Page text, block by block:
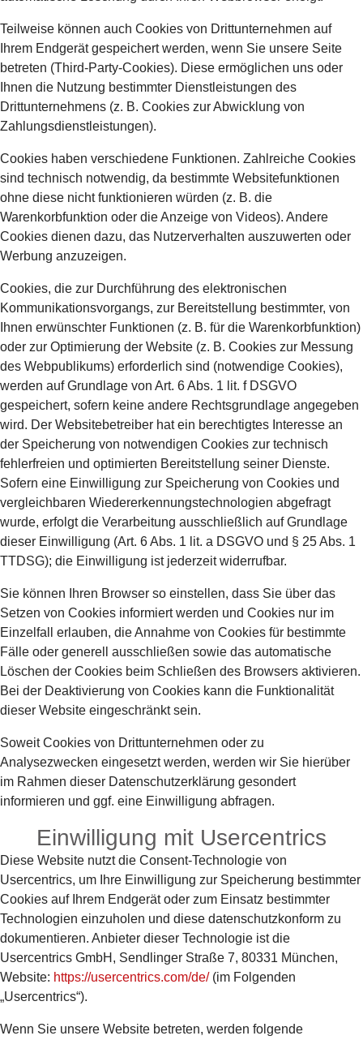
Teilweise können auch Cookies von Drittunternehmen auf
Ihrem Endgerät gespeichert werden, wenn Sie unsere Seite
betreten (Third-Party-Cookies). Diese ermöglichen uns oder
Ihnen die Nutzung bestimmter Dienstleistungen des
Drittunternehmens (z. B. Cookies zur Abwicklung von
Zahlungsdienstleistungen).
Cookies haben verschiedene Funktionen. Zahlreiche Cookies
sind technisch notwendig, da bestimmte Websitefunktionen
ohne diese nicht funktionieren würden (z. B. die
Warenkorbfunktion oder die Anzeige von Videos). Andere
Cookies dienen dazu, das Nutzerverhalten auszuwerten oder
Werbung anzuzeigen.
Cookies, die zur Durchführung des elektronischen
Kommunikationsvorgangs, zur Bereitstellung bestimmter, von
Ihnen erwünschter Funktionen (z. B. für die Warenkorbfunktion)
oder zur Optimierung der Website (z. B. Cookies zur Messung
des Webpublikums) erforderlich sind (notwendige Cookies),
werden auf Grundlage von Art. 6 Abs. 1 lit. f DSGVO
gespeichert, sofern keine andere Rechtsgrundlage angegeben
wird. Der Websitebetreiber hat ein berechtigtes Interesse an
der Speicherung von notwendigen Cookies zur technisch
fehlerfreien und optimierten Bereitstellung seiner Dienste.
Sofern eine Einwilligung zur Speicherung von Cookies und
vergleichbaren Wiedererkennungstechnologien abgefragt
wurde, erfolgt die Verarbeitung ausschließlich auf Grundlage
dieser Einwilligung (Art. 6 Abs. 1 lit. a DSGVO und § 25 Abs. 1
TTDSG); die Einwilligung ist jederzeit widerrufbar.
Sie können Ihren Browser so einstellen, dass Sie über das
Setzen von Cookies informiert werden und Cookies nur im
Einzelfall erlauben, die Annahme von Cookies für bestimmte
Fälle oder generell ausschließen sowie das automatische
Löschen der Cookies beim Schließen des Browsers aktivieren.
Bei der Deaktivierung von Cookies kann die Funktionalität
dieser Website eingeschränkt sein.
Soweit Cookies von Drittunternehmen oder zu
Analysezwecken eingesetzt werden, werden wir Sie hierüber
im Rahmen dieser Datenschutzerklärung gesondert
informieren und ggf. eine Einwilligung abfragen.
Einwilligung mit Usercentrics
Diese Website nutzt die Consent-Technologie von
Usercentrics, um Ihre Einwilligung zur Speicherung bestimmter
Cookies auf Ihrem Endgerät oder zum Einsatz bestimmter
Technologien einzuholen und diese datenschutzkonform zu
dokumentieren. Anbieter dieser Technologie ist die
Usercentrics GmbH, Sendlinger Straße 7, 80331 München,
Website: https://usercentrics.com/de/(im Folgenden
„Usercentrics“).
Wenn Sie unsere Website betreten, werden folgende